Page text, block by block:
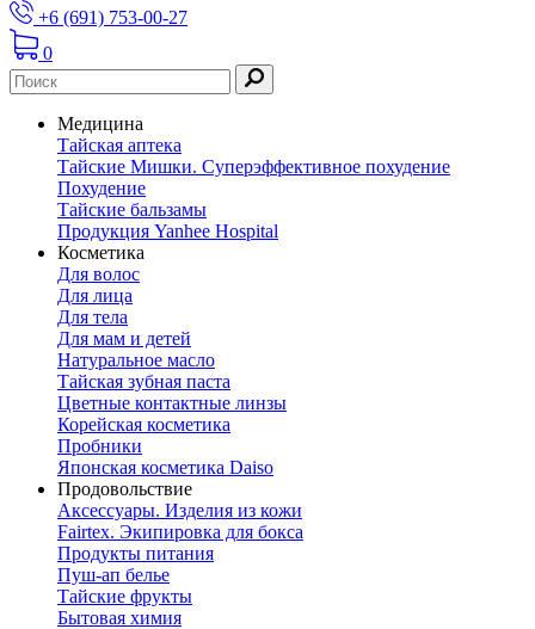
+6 (691) 753-00-27
0
Медицина
Тайская аптека
Тайские Мишки. Суперэффективное похудение
Похудение
Тайские бальзамы
Продукция Yanhee Hospital
Косметика
Для волос
Для лица
Для тела
Для мам и детей
Натуральное масло
Тайская зубная паста
Цветные контактные линзы
Корейская косметика
Пробники
Японская косметика Daiso
Продовольствие
Аксессуары. Изделия из кожи
Fairtex. Экипировка для бокса
Продукты питания
Пуш-ап белье
Тайские фрукты
Бытовая химия